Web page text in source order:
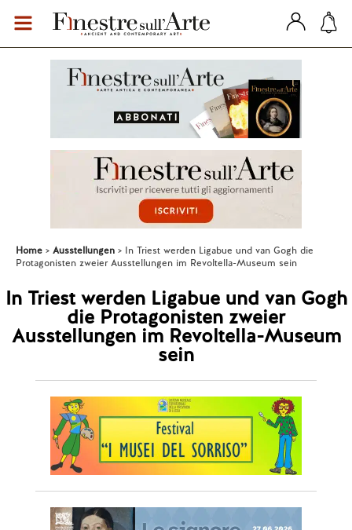
Home Ausstellungen
In Triest werden Ligabue und van Gogh die
Protagonisten zweier Ausstellungen im Revoltella-Museum sein
In Triest werden Ligabue und van Gogh
die Protagonisten zweier
Ausstellungen im Revoltella-Museum
sein